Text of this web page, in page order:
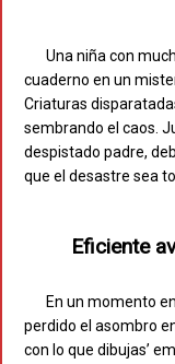
Una niña con
cuaderno en un
Criaturas
sembrando el caos.
despistado padre,
que el desastre sea
Eficiente
En un momento
perdido el asombro
con lo que dibujas’